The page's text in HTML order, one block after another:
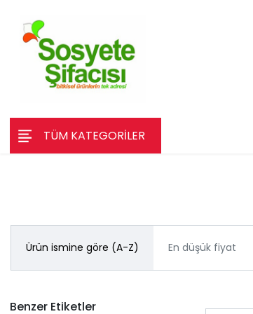
TÜM KATEGORİLER
Ürün ismine göre (A-Z) En düşük fiyat
Benzer Etiketler